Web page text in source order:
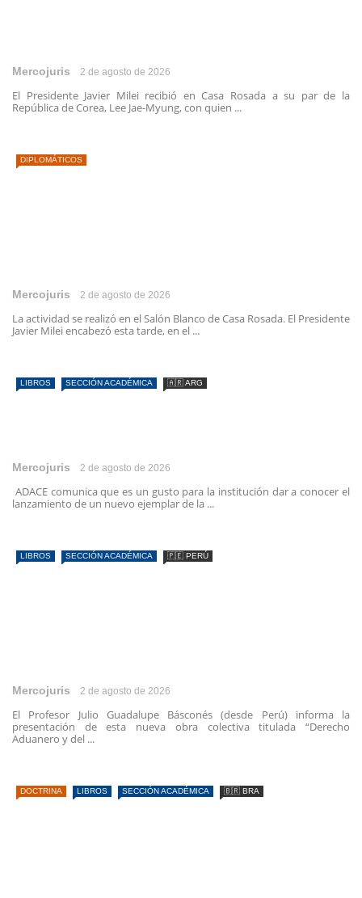
Mercojuris 2 de agosto de 2026
El Presidente Javier Milei recibió en Casa Rosada a su par de la
República de Corea, Lee Jae-Myung, con quien ...
DIPLOMÁTICOS
Mercojuris 2 de agosto de 2026
La actividad se realizó en el Salón Blanco de Casa Rosada. El Presidente
Javier Milei encabezó esta tarde, en el ...
LIBROS SECCIÓN ACADÉMICA 🇦🇷 ARG
Mercojuris 2 de agosto de 2026
ADACE comunica que es un gusto para la institución dar a conocer el
lanzamiento de un nuevo ejemplar de la ...
LIBROS SECCIÓN ACADÉMICA 🇵🇪 PERÚ
Mercojuris 2 de agosto de 2026
El Profesor Julio Guadalupe Básconés (desde Perú) informa la
presentación de esta nueva obra colectiva titulada “Derecho
Aduanero y del ...
DOCTRINA LIBROS SECCIÓN ACADÉMICA 🇧🇷 BRA